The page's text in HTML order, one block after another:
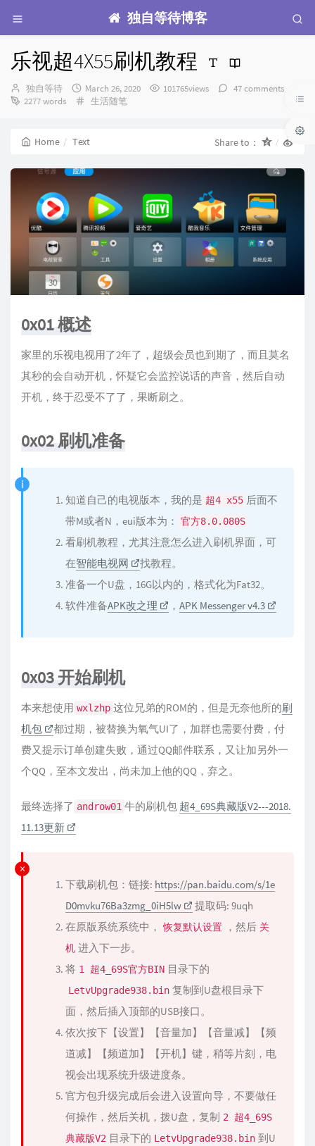
独自等待博客
乐视超4X55刷机教程
Author：
独自等待
发
布
March 26, 2020 101765views
47 comments
2277 words
Categories：
生活随笔
Home Text Share to：
0x01 概述
家里的乐视电视用了2年了，超级会员也到期了，而且莫名
其秒的会自动开机，怀疑它会监控说话的声音，然后自动
开机，终于忍受不了了，果断刷之。
0x02 刷机准备
知道自己的电视版本，我的是 超4 x55 后面不
带M或者N，eui版本为：
官方8.0.080S
看刷机教程，尤其注意怎么进入刷机界面，可
在智能电视网
找教程。
准备一个U盘，16G以内的，格式化为Fat32。
软件准备APK改之理 ， APK Messenger v4.3
0x03 开始刷机
本来想使用 wxlzhp 这位兄弟的ROM的，但是无奈他所的刷
机包
都过期，被替换为氧气UI了，加群也需要付费，付
费又提示订单创建失败，通过QQ邮件联系，又让加另外一
个QQ，至本文发出，尚未加上他的QQ，弃之。
最终选择了 androw01 牛的刷机包 超4_69S典藏版V2---2018.
11.13更新
下载刷机包：链接: https://pan.baidu.com/s/1e
D0mvku76Ba3zmg_0iH5lw
提取码: 9uqh
在原版系统系统中，
恢复默认设置 ，然后 关
机 进入下一步。
将 1 超4_69S官方BIN 目录下的
LetvUpgrade938.bin 复制到U盘根目录下
面，然后插入顶部的USB接口。
依次按下【设置】【音量加】【音量减】【频
道减】【频道加】【开机】键，稍等片刻，电
视会出现系统升级进度条。
官方包升级完成后会进入设置向导，不要做任
何操作，然后关机，拨U盘，复制 2 超4_69S
典藏版V2 目录下的 LetvUpgrade938.bin 到U